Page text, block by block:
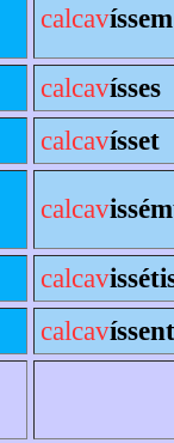
calcavíssem
calcavísses
calcavísset
calcav
calcav
calcavíssent